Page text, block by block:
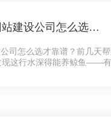
网站建设公司哪家好？网站建设公司怎么选才靠谱？
司怎么选才靠谱？前几天
现这行水深得能养鲸鱼——